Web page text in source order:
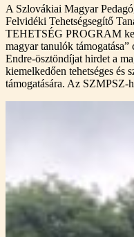
A Szlovákiai Magyar
Felvidéki Tehetségsegítő
TEHETSÉG PROGRAM
magyar tanulók
Endre-ösztöndíjat hirdet a
kiemelkedően tehetséges és
támogatására. Az